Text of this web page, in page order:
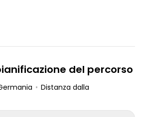
del percorso
• Distanza dalla